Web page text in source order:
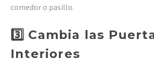
comedor o pasillo.
3️⃣ Cambia las
Interiores